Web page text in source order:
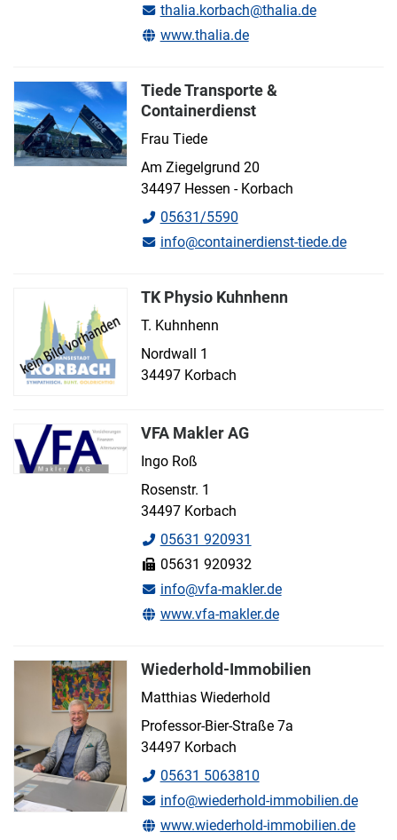
thalia.korbach@thalia.de
www.thalia.de
Tiede Transporte &
Containerdienst
Frau Tiede
Am Ziegelgrund 20
34497 Hessen - Korbach
05631/5590
info@containerdienst-tiede.de
TK Physio Kuhnhenn
T. Kuhnhenn
Nordwall 1
34497 Korbach
VFA Makler AG
Ingo Roß
Rosenstr. 1
34497 Korbach
05631 920931
05631 920932
info@vfa-makler.de
www.vfa-makler.de
Wiederhold-Immobilien
Matthias Wiederhold
Professor-Bier-Straße 7a
34497 Korbach
05631 5063810
info@wiederhold-immobilien.de
www.wiederhold-immobilien.de